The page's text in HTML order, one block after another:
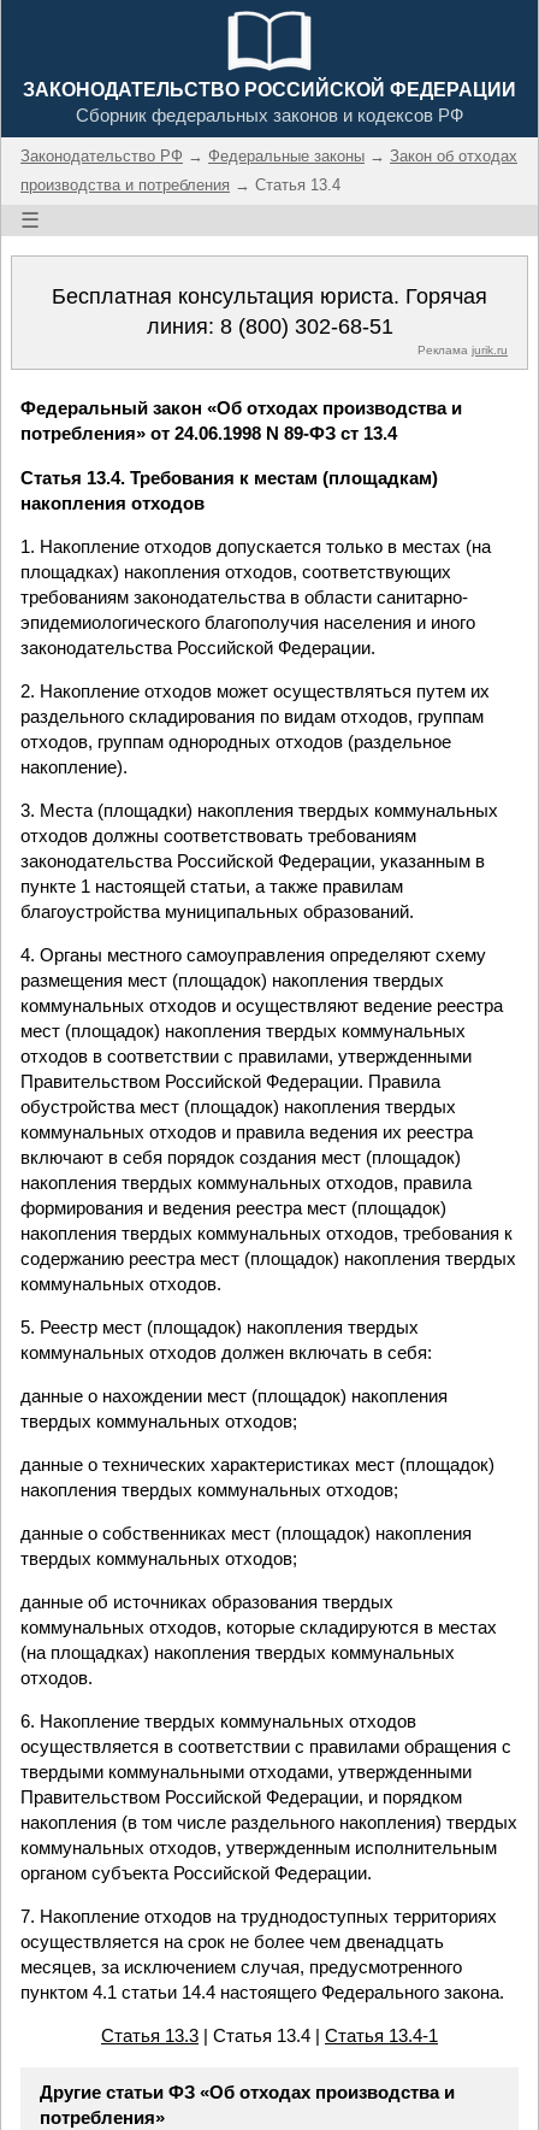
ЗАКОНОДАТЕЛЬСТВО РОССИЙСКОЙ ФЕДЕРАЦИИ
Сборник федеральных законов и кодексов РФ
Законодательство РФ → Федеральные законы → Закон об отходах
производства и потребления → Статья 13.4
☰
Бесплатная консультация юриста. Горячая
линия: 8 (800) 302-68-51
Реклама jurik.ru
Федеральный закон «Об отходах производства и
потребления» от 24.06.1998 N 89-ФЗ ст 13.4
Статья 13.4. Требования к местам (площадкам)
накопления отходов
1. Накопление отходов допускается только в местах (на
площадках) накопления отходов, соответствующих
требованиям законодательства в области санитарно-
эпидемиологического благополучия населения и иного
законодательства Российской Федерации.
2. Накопление отходов может осуществляться путем их
раздельного складирования по видам отходов, группам
отходов, группам однородных отходов (раздельное
накопление).
3. Места (площадки) накопления твердых коммунальных
отходов должны соответствовать требованиям
законодательства Российской Федерации, указанным в
пункте 1 настоящей статьи, а также правилам
благоустройства муниципальных образований.
4. Органы местного самоуправления определяют схему
размещения мест (площадок) накопления твердых
коммунальных отходов и осуществляют ведение реестра
мест (площадок) накопления твердых коммунальных
отходов в соответствии с правилами, утвержденными
Правительством Российской Федерации. Правила
обустройства мест (площадок) накопления твердых
коммунальных отходов и правила ведения их реестра
включают в себя порядок создания мест (площадок)
накопления твердых коммунальных отходов, правила
формирования и ведения реестра мест (площадок)
накопления твердых коммунальных отходов, требования к
содержанию реестра мест (площадок) накопления твердых
коммунальных отходов.
5. Реестр мест (площадок) накопления твердых
коммунальных отходов должен включать в себя:
данные о нахождении мест (площадок) накопления
твердых коммунальных отходов;
данные о технических характеристиках мест (площадок)
накопления твердых коммунальных отходов;
данные о собственниках мест (площадок) накопления
твердых коммунальных отходов;
данные об источниках образования твердых
коммунальных отходов, которые складируются в местах
(на площадках) накопления твердых коммунальных
отходов.
6. Накопление твердых коммунальных отходов
осуществляется в соответствии с правилами обращения с
твердыми коммунальными отходами, утвержденными
Правительством Российской Федерации, и порядком
накопления (в том числе раздельного накопления) твердых
коммунальных отходов, утвержденным исполнительным
органом субъекта Российской Федерации.
7. Накопление отходов на труднодоступных территориях
осуществляется на срок не более чем двенадцать
месяцев, за исключением случая, предусмотренного
пунктом 4.1 статьи 14.4 настоящего Федерального закона.
Статья 13.3| Статья 13.4 | Статья 13.4-1
Другие статьи ФЗ «Об отходах производства и
потребления»